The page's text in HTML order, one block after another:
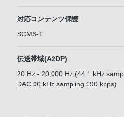
対応コンテンツ保護
SCMS-T
伝送帯域(A2DP)
20 Hz - 20,000 Hz (44.1 kHz
DAC 96 kHz sampling 990 kbps)